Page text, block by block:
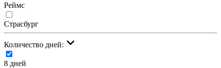
Реймс
Страсбург
Количество дней:
8 дней